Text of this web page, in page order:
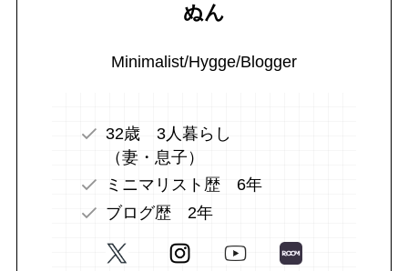
ぬん
Minimalist/Hygge/Blogger
32歳 3人暮らし
（妻・息子）
ミニマリスト歴 6年
ブログ歴 2年